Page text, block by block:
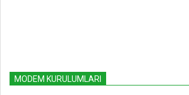
MODEM KURULUMLARI